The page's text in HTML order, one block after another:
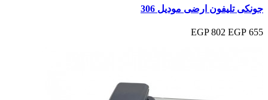
جونكى تليفون ارضى موديل 306
655 EGP
802 EGP